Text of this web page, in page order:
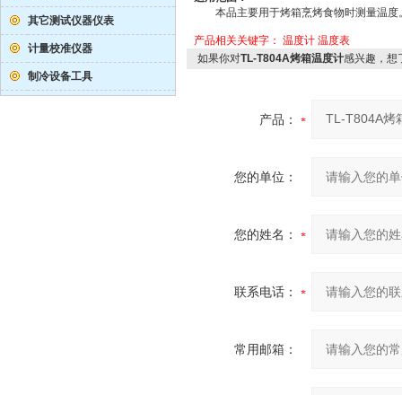
其它测试仪器仪表
计量校准仪器
制冷设备工具
本品主要用于烤箱烹烤食物时测量温度
产品相关关键字： 温度计 温度表
如果你对TL-T804A烤箱温度计感兴趣，想
产品：
您的单位：
您的姓名：
联系电话：
常用邮箱：